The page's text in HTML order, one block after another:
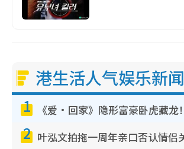
港生活人气娱乐新闻
1
2